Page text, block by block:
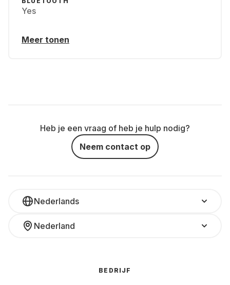
Yes
Meer tonen
Heb je een vraag of heb je hulp nodig?
Neem contact op
Nederlands
Nederland
BEDRIJF